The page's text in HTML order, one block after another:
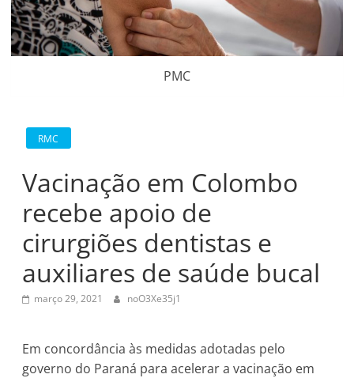
PMC
RMC
Vacinação em Colombo
recebe apoio de
cirurgiões dentistas e
auxiliares de saúde bucal
março 29, 2021 noO3Xe35j1
Em concordância às medidas adotadas pelo
governo do Paraná para acelerar a vacinação em